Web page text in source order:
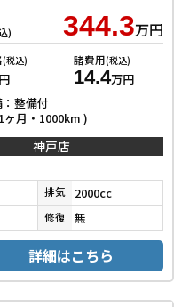
) 344.3万円
(税込) 諸費用(税込)
14.4万円
整備付
ヶ月・1000km )
神戸店
排気 2000cc
修復 無
詳細はこちら